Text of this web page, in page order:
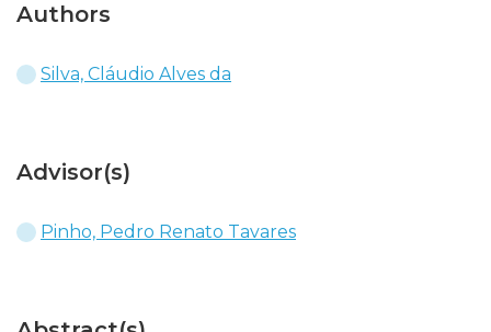
Authors
Silva, Cláudio Alves da
Advisor(s)
Pinho, Pedro Renato Tavares